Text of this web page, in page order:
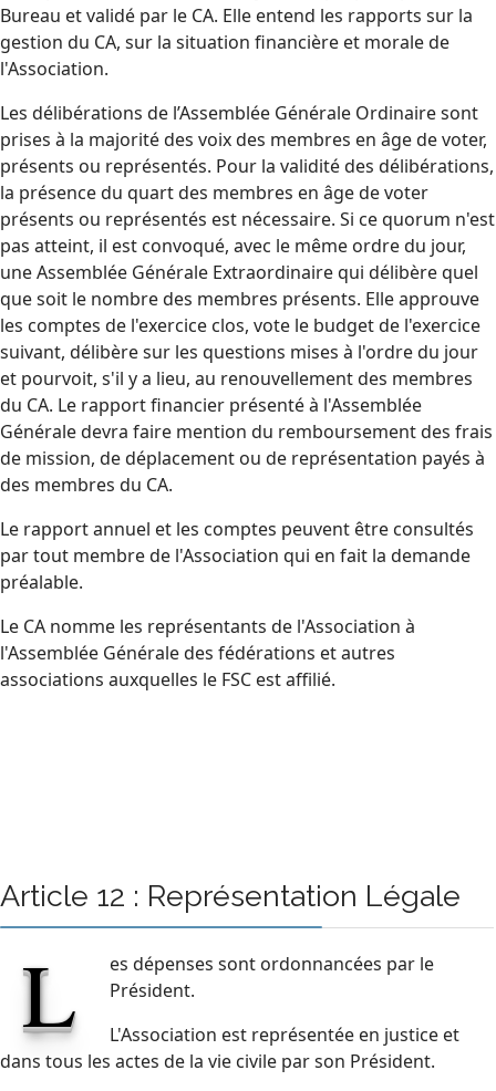
Bureau et validé par le CA. Elle entend les rapports sur la
gestion du CA, sur la situation financière et morale de
l'Association.
Les délibérations de l’Assemblée Générale Ordinaire sont
prises à la majorité des voix des membres en âge de voter,
présents ou représentés. Pour la validité des délibérations,
la présence du quart des membres en âge de voter
présents ou représentés est nécessaire. Si ce quorum n'est
pas atteint, il est convoqué, avec le même ordre du jour,
une Assemblée Générale Extraordinaire qui délibère quel
que soit le nombre des membres présents. Elle approuve
les comptes de l'exercice clos, vote le budget de l'exercice
suivant, délibère sur les questions mises à l'ordre du jour
et pourvoit, s'il y a lieu, au renouvellement des membres
du CA. Le rapport financier présenté à l'Assemblée
Générale devra faire mention du remboursement des frais
de mission, de déplacement ou de représentation payés à
des membres du CA.
Le rapport annuel et les comptes peuvent être consultés
par tout membre de l'Association qui en fait la demande
préalable.
Le CA nomme les représentants de l'Association à
l'Assemblée Générale des fédérations et autres
associations auxquelles le FSC est affilié.
Article 12 : Représentation Légale
L
es dépenses sont ordonnancées par le
Président.
L'Association est représentée en justice et
dans tous les actes de la vie civile par son Président.